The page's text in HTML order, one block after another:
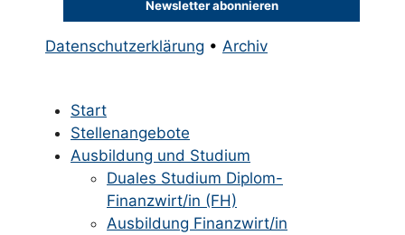
Datenschutzerklärung • Archiv
Start
Stellenangebote
Ausbildung und Studium
Duales Studium Diplom-
Finanzwirt/in (FH)
Ausbildung Finanzwirt/in